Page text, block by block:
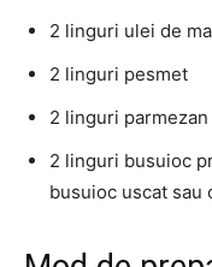
2 linguri ulei de
2 linguri pesmet
2 linguri parmezan
2 linguri busuioc
busuioc uscat sau